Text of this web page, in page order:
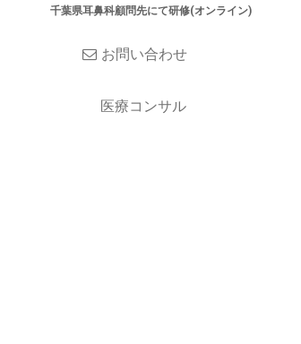
千葉県耳鼻科顧問先にて研修(オンライン)
お問い合わせ
医療コンサル